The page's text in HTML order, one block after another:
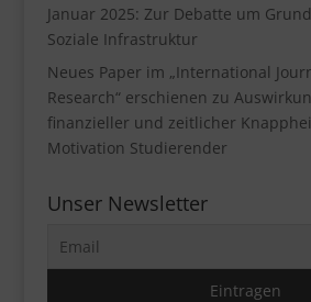
Januar 2025: Zur Debatte um
Soziale Infrastruktur
Neues Paper im „International
Research“ erschienen zu
finanzieller und zeitlicher
Motivation Studierender
Unser Newsletter